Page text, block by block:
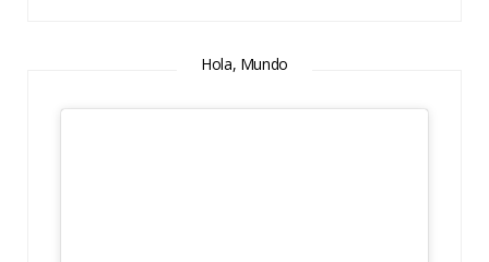
Hola, Mundo